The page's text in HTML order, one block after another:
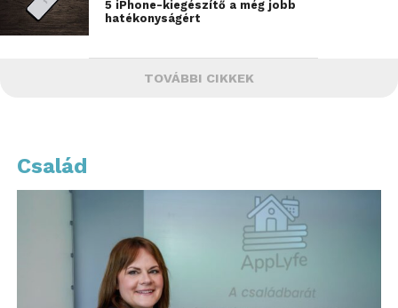
5 iPhone-kiegészítő a még jobb
hatékonyságért
TOVÁBBI CIKKEK
Család